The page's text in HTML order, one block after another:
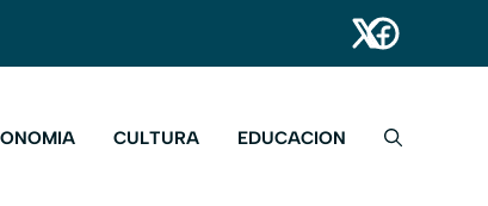
CULTURA EDUCACION